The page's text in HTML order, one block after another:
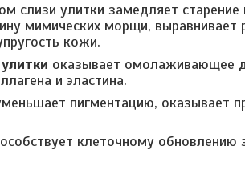
слизи улитки замедляет
мимических морщи, выравнивает
кожи.
оказывает омолаживающее
и эластина.
пигментацию, оказывает
клеточному